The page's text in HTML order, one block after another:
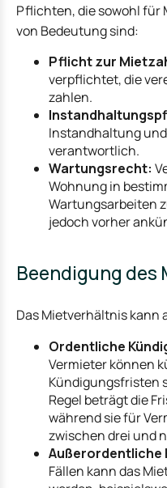
Pflichten, die sowohl für
von Bedeutung sind:
Pflicht zur
verpflichtet, die
zahlen.
Instandhaltung
verantwortlich.
Wartungsrecht:
Wohnung in
Wartungsarbeiten
jedoch vorher
Beendigung des
Das Mietverhältnis kann
Ordentliche
Vermieter können
Kündigungsfristen
Regel beträgt die
während sie für
zwischen drei und
Außerordentliche
Fällen kann das